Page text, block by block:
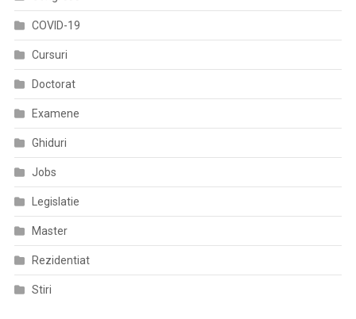
COVID-19
Cursuri
Doctorat
Examene
Ghiduri
Jobs
Legislatie
Master
Rezidentiat
Stiri